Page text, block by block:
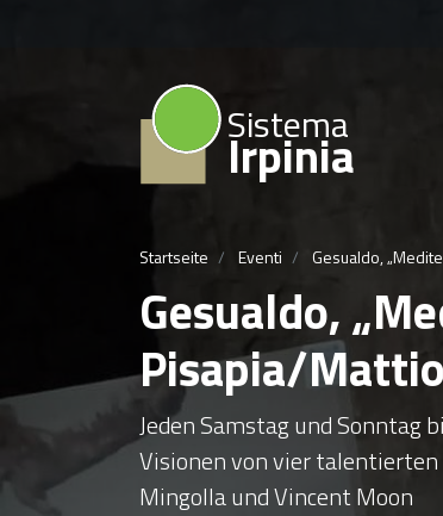
Sistema
Irpinia
Startseite Eventi Gesualdo,
Gesualdo,
Pisapia/
Jeden Samstag und Sonntag
Visionen von vier talentierten
Mingolla und Vincent Moon